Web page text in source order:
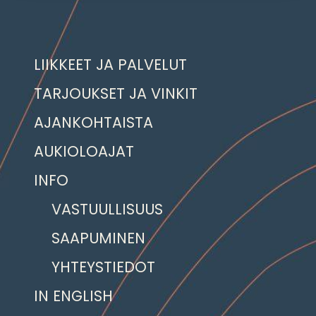
LIIKKEET JA PALVELUT
TARJOUKSET JA VINKIT
AJANKOHTAISTA
AUKIOLOAJAT
INFO
VASTUULLISUUS
SAAPUMINEN
YHTEYSTIEDOT
IN ENGLISH